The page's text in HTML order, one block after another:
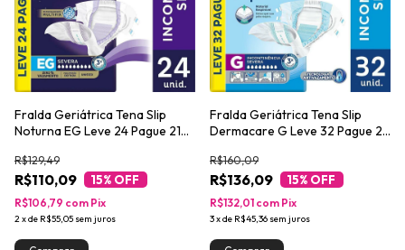
Fralda Geriátrica Tena Slip
Noturna EG Leve 24 Pague 21
R$110,09
R$129,49
15% OFF
2xde R$55,05 sem juros
R$106,79 com Pix
Fralda Geriátrica Tena Slip
Dermacare G Leve 32 Pague 28
R$136,09
R$160,09
15% OFF
3xde R$45,36 sem juros
R$132,01 com Pix